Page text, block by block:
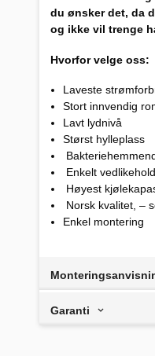
du ønsker det, da
og ikke vil trenge
Hvorfor velge oss:
Laveste
Stort innvendig
Lavt lydnivå
Størst hylleplass
Enkelt
Høyest
Norsk kvalitet, –
Enkel montering
Garanti